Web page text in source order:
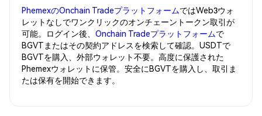
PhemexのOnchain TradeプラットフォームではWeb3ウォ
レットなしでワンクリックのオンチェーントークン取引が
可能。ログイン後、 Onchain Tradeプラットフォームで
BGVTまたはその契約アドレスを検索して確認。USDTで
BGVTを購入、外部ウォレット不要。高度に保護された
Phemexウォレットに保管。安全にBGVTを購入し、取引ま
たは保有を開始できます。